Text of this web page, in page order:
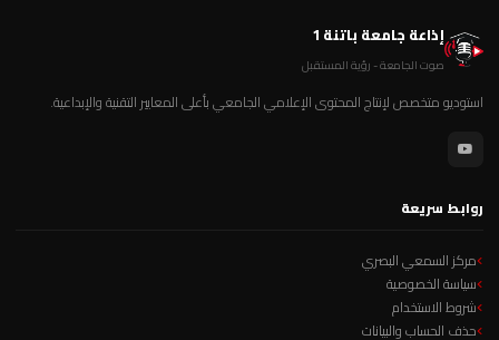
إذاعة جامعة باتنة 1
صوت الجامعة - رؤية المستقبل
استوديو متخصص لإنتاج المحتوى الإعلامي الجامعي بأعلى المعايير التقنية والإبداعية.
روابط سريعة
مركز السمعي البصري
سياسة الخصوصية
شروط الاستخدام
حذف الحساب والبيانات